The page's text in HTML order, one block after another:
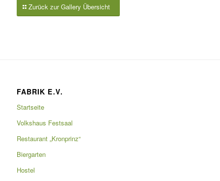
Zurück zur Gallery Übersicht
FABRIK E.V.
Startseite
Volkshaus Festsaal
Restaurant „Kronprinz“
Biergarten
Hostel